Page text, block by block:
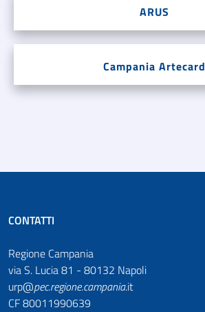
ARUS
Campania Artecard
CONTATTI
Regione Campania
via S. Lucia 81 - 80132 Napoli
urp@pec.regione.campania.it
CF 80011990639